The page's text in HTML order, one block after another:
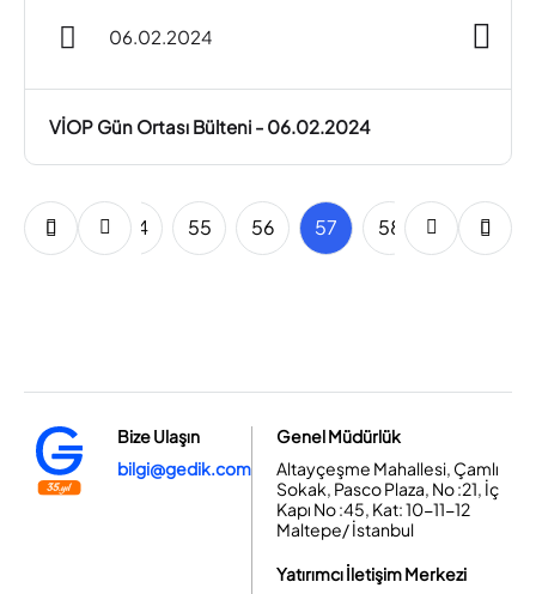
06.02.2024
VİOP Gün Ortası Bülteni - 06.02.2024
53 54 55 56 57 58 59 60
Bize Ulaşın
bilgi@gedik.com
Genel Müdürlük
Altayçeşme Mahallesi, Çamlı
Sokak, Pasco Plaza, No :21, İç
Kapı No :45, Kat: 10-11-12
Maltepe/ İstanbul
Yatırımcı İletişim Merkezi